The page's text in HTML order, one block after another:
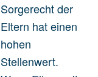
Sorgerecht der
Eltern hat einen
hohen
Stellenwert.